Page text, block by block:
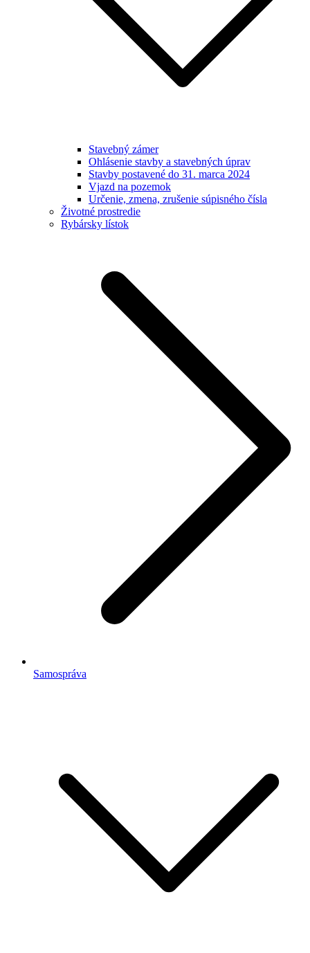
Stavebný zámer
Ohlásenie stavby a stavebných úprav
Stavby postavené do 31. marca 2024
Vjazd na pozemok
Určenie, zmena, zrušenie súpisného čísla
Životné prostredie
Rybársky lístok
Samospráva